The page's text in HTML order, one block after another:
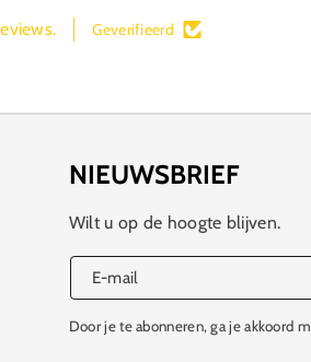
Geverifieerd
NIEUWSBRIEF
Wilt u op de hoogte blijven.
E‑mail
Door je te abonneren, ga je akkoord